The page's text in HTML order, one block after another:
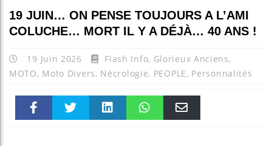
19 JUIN… ON PENSE TOUJOURS A L’AMI
COLUCHE… MORT IL Y A DÉJÀ… 40 ANS !
19 Juin 2026 Flash Info, Glorieux Anciens,
MOTO, Moto Divers, Nécrologie, PEOPLE, Personnalités